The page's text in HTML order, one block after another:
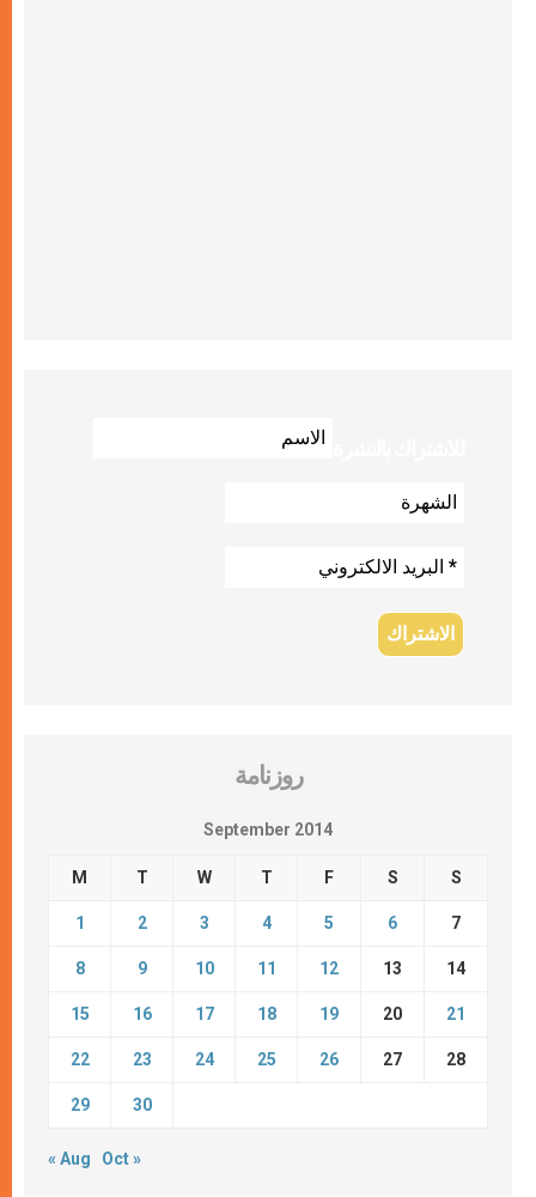
روزنامة
September 2014
M T W T F S S
1 2 3 4 5 6 7
8 9 10 11 12 13 14
15 16 17 18 19 20 21
22 23 24 25 26 27 28
29 30
« Aug Oct »